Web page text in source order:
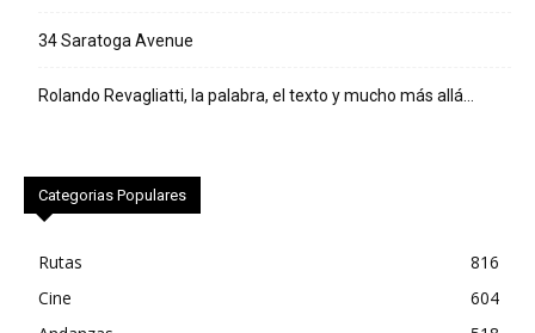
34 Saratoga Avenue
Rolando Revagliatti, la palabra, el texto y mucho más allá…
Categorias Populares
Rutas
816
Cine
604